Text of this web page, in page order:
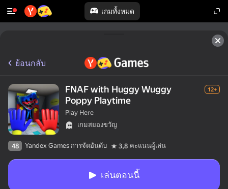
เกมทั้งหมด
ย้อนกลับ
FNAF with Huggy Wuggy
Poppy Playtime
12+
Play Here
เกมสยองขวัญ
48 Yandex Games การจัดอันดับ 3,8 คะแนนผู้เล่น
เล่นตอนนี้